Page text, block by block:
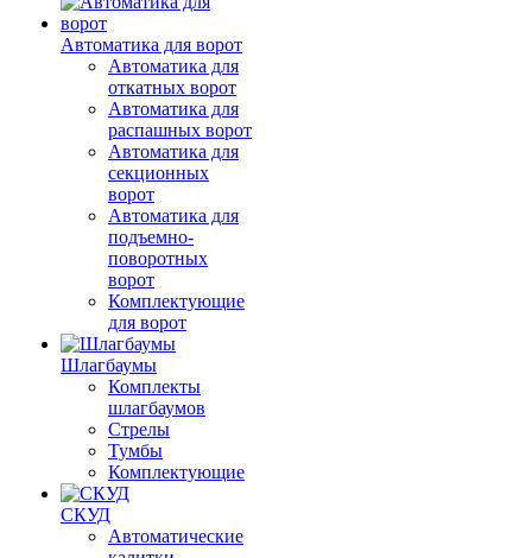
Автоматика для ворот
Автоматика для
откатных ворот
Автоматика для
распашных ворот
Автоматика для
секционных
ворот
Автоматика для
подъемно-
поворотных
ворот
Комплектующие
для ворот
Шлагбаумы
Комплекты
шлагбаумов
Стрелы
Тумбы
Комплектующие
СКУД
Автоматические